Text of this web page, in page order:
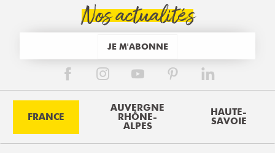
Nos actualités
JE M'ABONNE
FRANCE
AUVERGNE
RHÔNE-
ALPES
HAUTE-
SAVOIE